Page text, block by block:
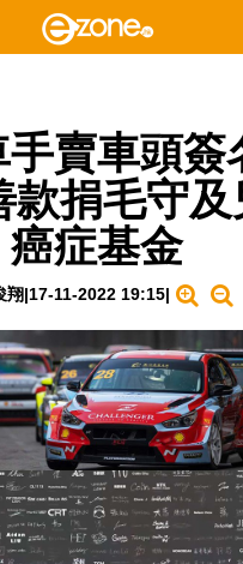
賣車頭簽
款捐毛守
癌症基金
翔|17-11-2022 19:15|